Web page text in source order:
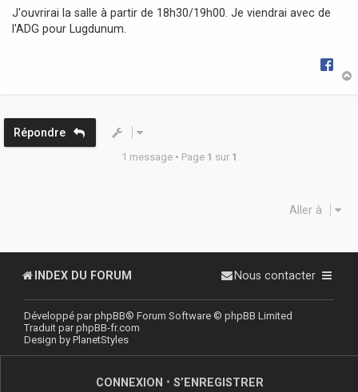
s
s
a
J'ouvrirai la salle à partir de 18h30/19h00. Je viendrai avec de
l'ADG pour Lugdunum.
Répondre
1 message • Page 1 sur 1
Aller à
INDEX DU FORUM Nous contacter
Développé parphpBB® Forum Software © phpBB Limited
Traduit parphpBB-fr.com
Design by PlanetStyles
CONNEXION • S’ENREGISTRER